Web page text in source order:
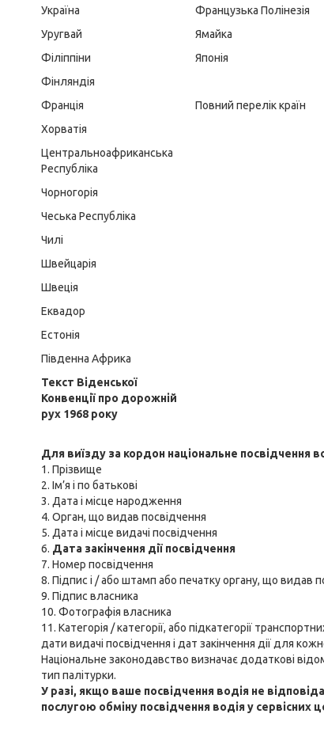
Україна
Уругвай
Філіппіни
Фінляндія
Франція
Хорватія
Центральноафриканська
Республіка
Чорногорія
Чеська Республіка
Чилі
Швейцарія
Швеція
Еквадор
Естонія
Південна Африка
Французька Полінезія
Ямайка
Японія
Повний перелік країн
Текст Віденської
Конвенції про дорожній
рух 1968 року
Для виїзду за кордон національне посвідчення
1. Прізвище
2. Ім’я і по батькові
3. Дата і місце народження
4. Орган, що видав посвідчення
5. Дата і місце видачі посвідчення
6. Дата закінчення дії посвідчення
7. Номер посвідчення
8. Підпис і / або штамп або печатку органу, що видав
9. Підпис власника
10. Фотографія власника
11. Категорія / категорії, або підкатегорії
дати видачі посвідчення і дат закінчення дії для
Національне законодавство визначає додаткові
тип палітурки.
У разі, якщо ваше посвідчення водія не
послугою обміну посвідчення водія у сервісних